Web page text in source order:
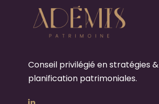
Conseil privilégié en stratégies &
planification patrimoniales.